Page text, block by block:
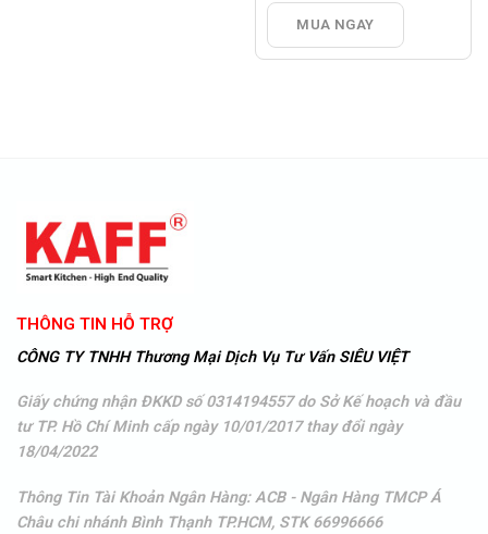
là:
5.880.000 VNĐ.
hiện
là:
3.700.000 VNĐ.
MUA NGAY
THÔNG TIN HỖ TRỢ
CÔNG TY TNHH Thương Mại Dịch Vụ Tư Vấn SIÊU VIỆT
Giấy chứng nhận ĐKKD số 0314194557 do Sở Kế hoạch và đầu
tư TP. Hồ Chí Minh cấp ngày 10/01/2017 thay đổi ngày
18/04/2022
Thông Tin Tài Khoản Ngân Hàng: ACB - Ngân Hàng TMCP Á
Châu chi nhánh Bình Thạnh TP.HCM, STK 66996666